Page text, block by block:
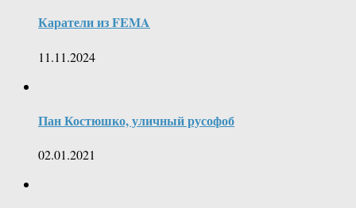
Каратели из FEMA
11.11.2024
Пан Костюшко, уличный русофоб
02.01.2021